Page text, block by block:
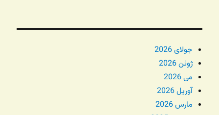
جولای 2026
ژوئن 2026
می 2026
آوریل 2026
مارس 2026